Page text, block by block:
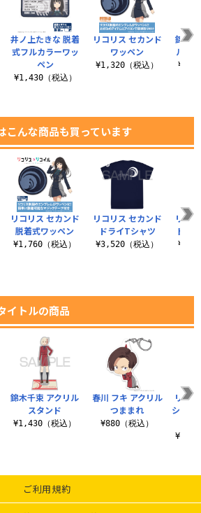
井ノ上たきな 脱着
式フルカラーワッ
ペン
¥1,430（税込）
リコリス セカンド
ワッペン
¥1,320（税込）
錦木
ルカ
こんな商品も買っています
リコリス セカンド
脱着式ワッペン
¥1,760（税込）
リコリス セカンド
ドライTシャツ
¥3,520（税込）
リコ
ト ド
イトルの商品
錦木千束 アクリル
スタンド
¥1,430（税込）
春川 フキ アクリル
つままれ
¥880（税込）
リコ
ショナ
ご利用規約